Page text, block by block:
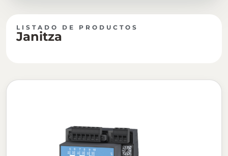
LISTADO DE PRODUCTOS
Janitza